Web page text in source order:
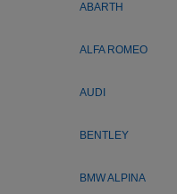
ABARTH
ALFA ROMEO
AUDI
BENTLEY
BMW ALPINA